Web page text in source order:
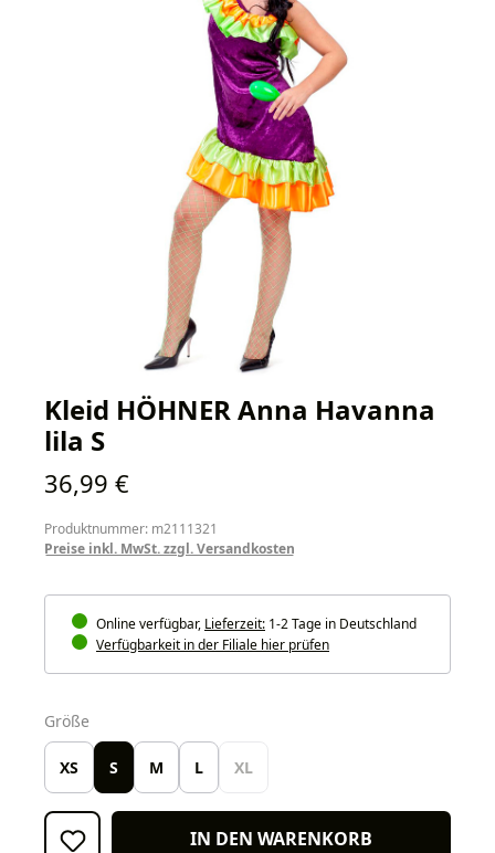
Kleid HÖHNER Anna Havanna
lila S
Regulärer Preis:
36,99 €
Produktnummer: m2111321
Preise inkl. MwSt. zzgl. Versandkosten
Online verfügbar, Lieferzeit: 1-2 Tage in Deutschland
Verfügbarkeit in der Filiale hier prüfen
Größe
XS S M L XL
IN DEN WARENKORB